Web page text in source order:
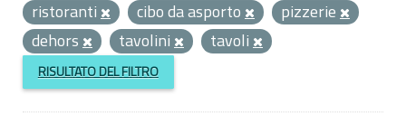
ristoranti
cibo da asporto
pizzerie
dehors
tavolini tavoli
RISULTATO DEL FILTRO